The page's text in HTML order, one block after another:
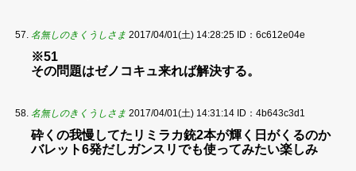
名無しのきくうしさま 2017/04/01(土) 14:28:25 ID：6c612e04e
※51
その問題はゼノコキュ来れば解決する。
名無しのきくうしさま 2017/04/01(土) 14:31:14 ID：4b643c3d1
砕くの我慢してたリミラカ銃2本が輝く日がくるのか
バレット6発だしガンスリでも使ってみたい楽しみ